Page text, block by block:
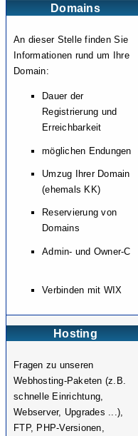
Domains
An dieser Stelle finden Sie
Informationen rund um Ihre
Domain:
Dauer der
Registrierung und
Erreichbarkeit
möglichen Endungen
Umzug Ihrer Domain
(ehemals KK)
Reservierung von
Domains
Admin- und Owner-C
Verbinden mit WIX
Hosting
Fragen zu unseren
Webhosting-Paketen (z.B.
schnelle Einrichtung,
Webserver, Upgrades ...),
FTP, PHP-Versionen,